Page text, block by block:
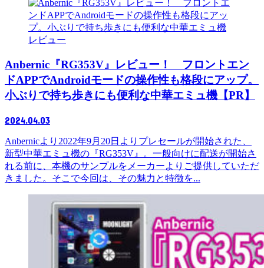
レビュー
Anbernic『RG353V』レビュー！ フロントエン
ドAPPでAndroidモードの操作性も格段にアップ。
小ぶりで持ち歩きにも便利な中華エミュ機【PR】
2024.04.03
Anbernicより2022年9月20日よりプレセールが開始された、
新型中華エミュ機の『RG353V』。一般向けに配送が開始さ
れる前に、本機のサンプルをメーカーよりご提供していただ
きました。そこで今回は、その魅力と特徴を...